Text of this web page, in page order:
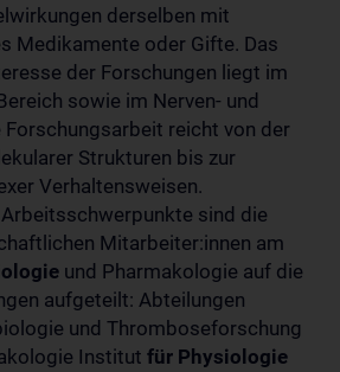
derselben mit
Medikamente oder Gifte. Das
der Forschungen liegt im
sowie im Nerven- und
Forschungsarbeit reicht von der
Strukturen bis zur
Verhaltensweisen.
sind die
Mitarbeiter:innen am
und Pharmakologie auf die
aufgeteilt: Abteilungen
und Thromboseforschung
Institut für Physiologie